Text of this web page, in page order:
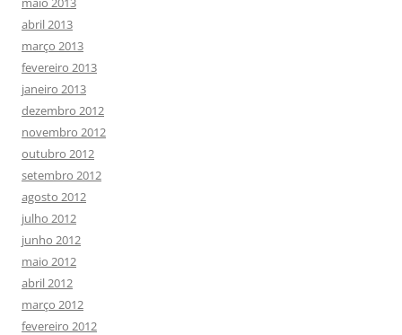
abril 2013
março 2013
fevereiro 2013
janeiro 2013
dezembro 2012
novembro 2012
outubro 2012
setembro 2012
agosto 2012
julho 2012
junho 2012
maio 2012
abril 2012
março 2012
fevereiro 2012